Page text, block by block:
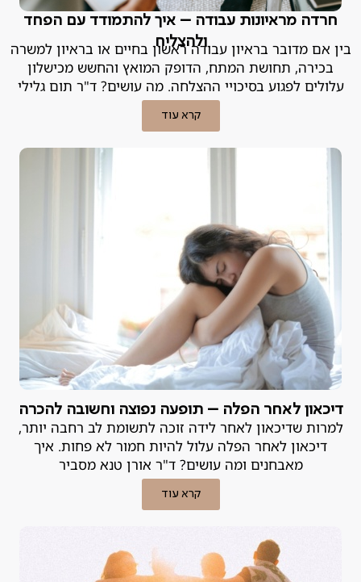
חרדה מראיונות עבודה – איך להתמודד עם הפחד
ולהצליח
בין אם מדובר בראיון עבודה ראשון בחיים או בראיון למשרה
בכירה, תחושת המתח, הדופק המואץ והחשש מכישלון
עלולים לפגוע בסיכויי ההצלחה. מה עושים? ד"ר תום גלילי
מסביר.
קרא עוד
דיכאון לאחר הפלה – תופעה נפוצה וחשובה להכרה
למרות שדיכאון לאחר לידה זוכה לתשומת לב רחבה יותר,
דיכאון לאחר הפלה עלול להיות חמור לא פחות. איך
מאבחנים ומה עושים? ד"ר אורן טנא מסביר
קרא עוד